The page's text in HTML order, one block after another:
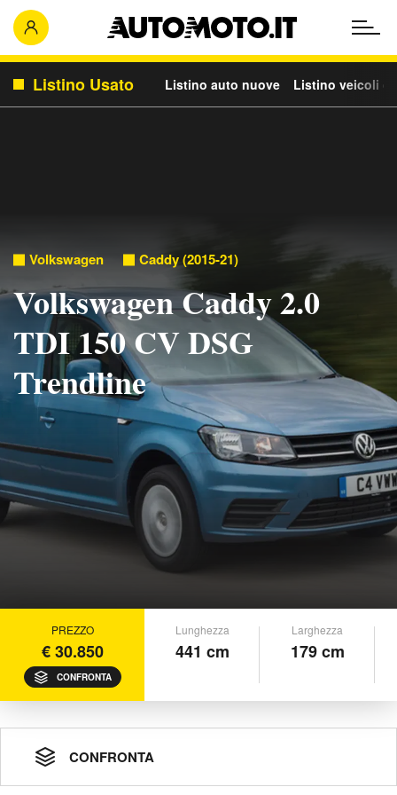
Listino Usato Listino auto nuove Listino veicoli
Volkswagen Caddy (2015-21)
Volkswagen Caddy 2.0
TDI 150 CV DSG
Trendline
PREZZO
€ 30.850
CONFRONTA
Lunghezza
441 cm
Larghezza
179 cm
CONFRONTA